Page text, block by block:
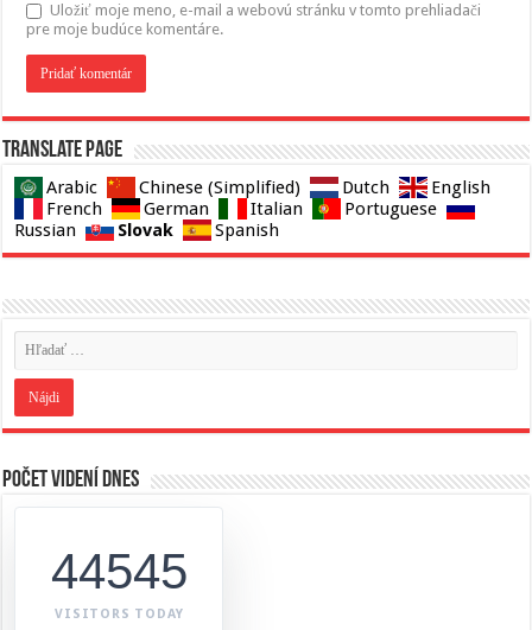
Uložiť moje meno, e-mail a webovú stránku v tomto prehliadači
pre moje budúce komentáre.
Translate page
Arabic Chinese (Simplified) Dutch
English
French
German Italian
Portuguese
Russian
Slovak Spanish
Počet videní dnes
44545
VISITORS TODAY